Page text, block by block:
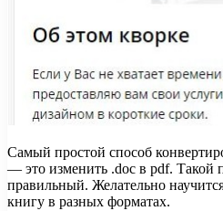
Самый простой способ
— это изменить .doc в pdf. Такой
правильный. Желательно
книгу в разных форматах.